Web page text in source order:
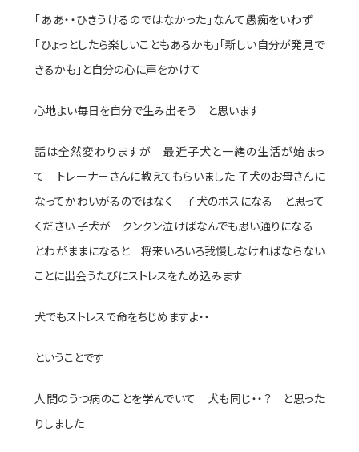
「ああ・・ひきうけるのではなかった」なんて愚痴をいわず
「ひょっとしたら楽しいこともあるかも」「新しい自分が発見で
きるかも」と自分の心に声をかけて
心地よい毎日を自分で生み出そう と思います
話は全然変わりますが 最近子犬と一緒の生活が始まっ
て トレーナーさんに教えてもらいました 子犬のお母さんに
なってかわいがるのではなく 子犬のボスになる と思って
ください 子犬が クンクン泣けばなんでも思い通りになる
とわがままになると 将来いろいろ我慢しなければならない
ことに出会うたびにストレスをため込みます
犬でもストレスで命をちじめますよ・・
ということです
人間のうつ病のことを学んでいて 犬も同じ・・？ と思った
りしました